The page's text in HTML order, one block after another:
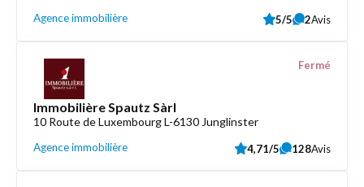
Agence immobilière 5/5 2Avis
Immobilière Spautz Sàrl
10 Route de Luxembourg L-6130 Junglinster
Agence immobilière
Fermé
4,71/5 128Avis